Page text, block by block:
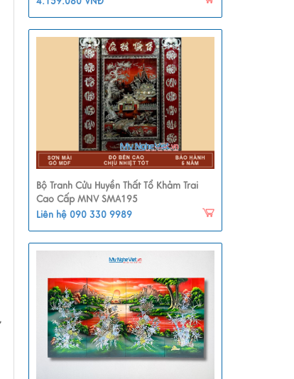
Bộ Tranh Cửu Huyền Thất Tổ Khảm Trai
Cao Cấp MNV SMA195
Liên hệ 090 330 9989